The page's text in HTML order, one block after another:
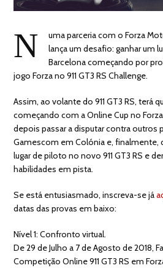
N
uma parceria com o Forza
lança um desafio: ganhar um
Barcelona começando por
jogo Forza no 911 GT3 RS Challenge.
Assim, ao volante do 911 GT3 RS, terá
começando com a Online Cup no
depois passar a disputar contra
Gamescom em Colónia e, finalmente,
lugar de piloto no novo 911 GT3 RS e
habilidades em pista.
Se está entusiasmado, inscreva-se já
datas das provas em baixo:
Nível 1: Confronto virtual.
De 29 de Julho a 7 de Agosto de 2018,
Competição Online 911 GT3 RS em